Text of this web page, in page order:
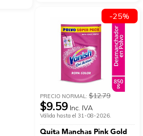
PRECIO NORMAL:$12.79
$9.59 Inc. IVA
Válida hasta el 31-08-2026.
Quita Manchas Pink Gold
-25%